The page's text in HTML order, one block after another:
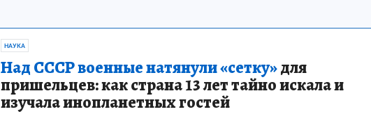
НАУКА
Над СССР военные натянули «сетку»для
пришельцев: как страна 13 лет тайно искала и
изучала инопланетных гостей